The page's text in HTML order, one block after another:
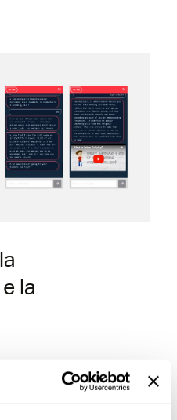
la
di
aiutare
coinvolte, i